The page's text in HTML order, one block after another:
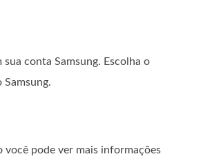
sua conta Samsung. Escolha o
você pode ver mais informações